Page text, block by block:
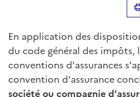
En application des
du code général des impôts,
conventions d'assurances
convention d'assurance
société ou compagnie